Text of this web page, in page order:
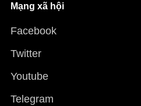
Mạng xã hội
Facebook
Twitter
Youtube
Telegram